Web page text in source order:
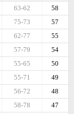
58
63-62
57
75-73
55
62-77
54
57-79
50
55-65
49
55-71
48
56-72
47
58-78